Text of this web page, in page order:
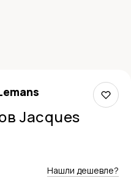
Jacques
Нашли дешевле?